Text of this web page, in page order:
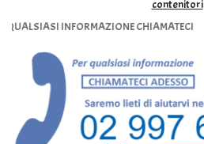
contenitori
INFORMAZIONE CHIAMATECI